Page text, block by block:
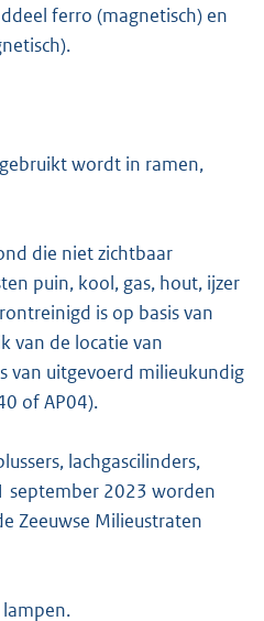
ferro (magnetisch) en
wordt in ramen,
die niet zichtbaar
puin, kool, gas, hout, ijzer
is op basis van
van de locatie van
van uitgevoerd milieukundig
of AP04).
lachgascilinders,
september 2023 worden
Zeeuwse Milieustraten
lampen.